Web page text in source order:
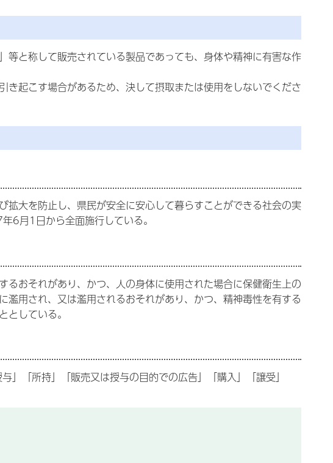
と称して販売されている製品であっても、身体や精神に有害な作
起こす場合があるため、決して摂取または使用をしないでくださ
大を防止し、県民が安全に安心して暮らすことができる社会の実
6月1日から全面施行している。
おそれがあり、かつ、人の身体に使用された場合に保健衛生上の
用され、又は濫用されるおそれがあり、かつ、精神毒性を有する
している。
「所持」「販売又は授与の目的での広告」「購入」「譲受」